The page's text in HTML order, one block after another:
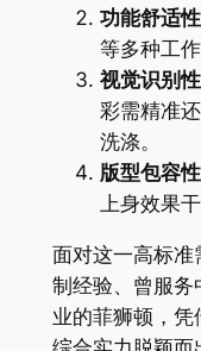
功能舒适性
等多种工
视觉识别性
彩需精准
洗涤。
版型包容性
上身效果
面对这一高标
制经验、曾服务
业的菲狮顿，凭